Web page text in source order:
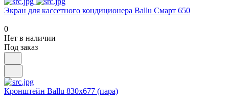
Экран для кассетного кондиционера Ballu Смарт 650
0
Нет в наличии
Под заказ
Кронштейн Ballu 830х677 (пара)